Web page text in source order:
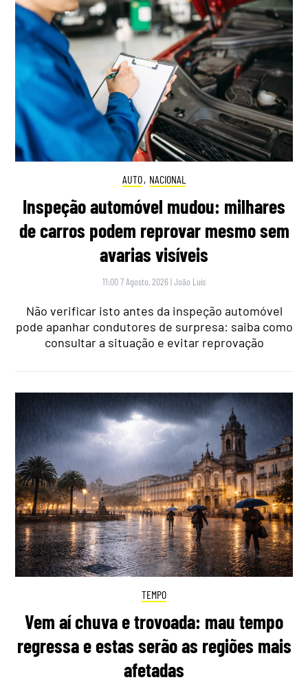
AUTO, NACIONAL
Inspeção automóvel mudou: milhares
de carros podem reprovar mesmo sem
avarias visíveis
11:00 7 Agosto, 2026 |João Luís
Não verificar isto antes da inspeção automóvel
pode apanhar condutores de surpresa: saiba como
consultar a situação e evitar reprovação
TEMPO
Vem aí chuva e trovoada: mau tempo
regressa e estas serão as regiões mais
afetadas